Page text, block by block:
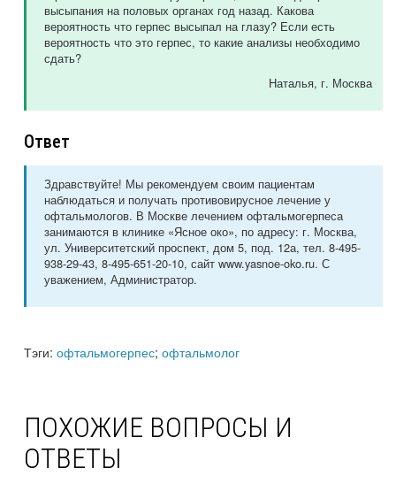
высыпания на половых органах год назад. Какова
вероятность что герпес высыпал на глазу? Если есть
вероятность что это герпес, то какие анализы необходимо
сдать?
Наталья, г. Москва
Ответ
Здравствуйте! Мы рекомендуем своим пациентам
наблюдаться и получать противовирусное лечение у
офтальмологов. В Москве лечением офтальмогерпеса
занимаются в клинике «Ясное око», по адресу: г. Москва,
ул. Университетский проспект, дом 5, под. 12а, тел. 8-495-
938-29-43, 8-495-651-20-10, сайт www.yasnoe-oko.ru. С
уважением, Администратор.
Тэги: офтальмогерпес; офтальмолог
ПОХОЖИЕ ВОПРОСЫ И
ОТВЕТЫ